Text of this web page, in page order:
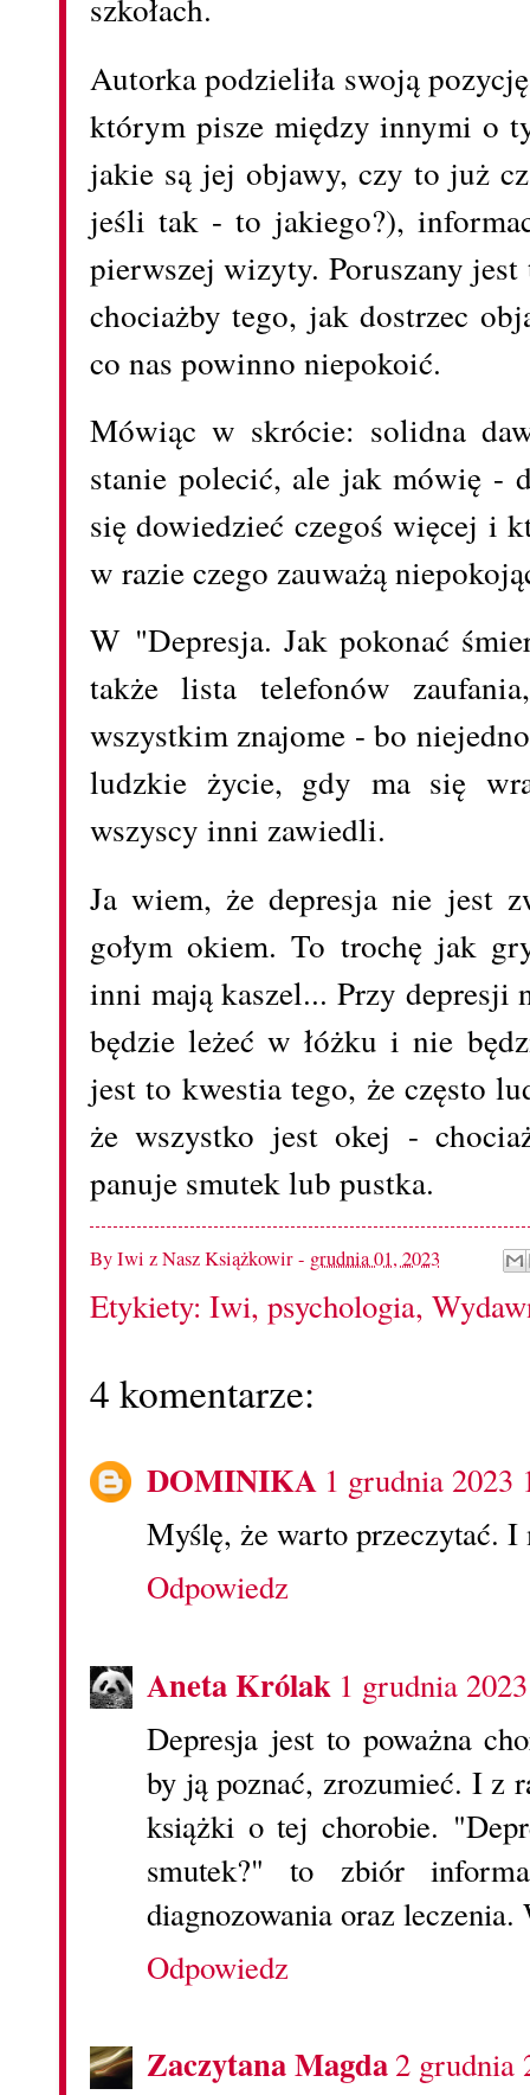
szkołach.
Autorka podzieliła swoją
którym pisze między innymi o
jakie są jej objawy, czy to już
jeśli tak - to jakiego?),
pierwszej wizyty. Poruszany
chociażby tego, jak dostrzec
co nas powinno niepokoić.
Mówiąc w skrócie: solidna
stanie polecić, ale jak mówię -
się dowiedzieć czegoś więcej i
w razie czego zauważą
W "Depresja. Jak pokonać
także lista telefonów
wszystkim znajome - bo
ludzkie życie, gdy ma się
wszyscy inni zawiedli.
Ja wiem, że depresja nie jest
gołym okiem. To trochę jak
inni mają kaszel... Przy depresji
będzie leżeć w łóżku i nie
jest to kwestia tego, że często
że wszystko jest okej -
panuje smutek lub pustka.
ByIwi z Nasz Książkowir- grudnia 01, 2023
Etykiety: Iwi, psychologia,
4 komentarze:
DOMINIKA 1 grudnia 2023
Myślę, że warto przeczytać. I
Odpowiedz
Aneta Królak 1 grudnia
Depresja jest to poważna
by ją poznać, zrozumieć. I z
książki o tej chorobie.
smutek?" to zbiór
diagnozowania oraz
Odpowiedz
Zaczytana Magda2 grudnia